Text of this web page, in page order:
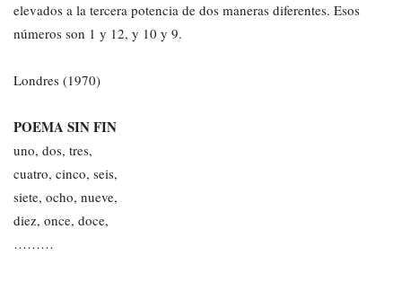
elevados a la tercera potencia de dos maneras diferentes. Esos
números son 1 y 12, y 10 y 9.
Londres (1970)
POEMA SIN FIN
uno, dos, tres,
cuatro, cinco, seis,
siete, ocho, nueve,
diez, once, doce,
………